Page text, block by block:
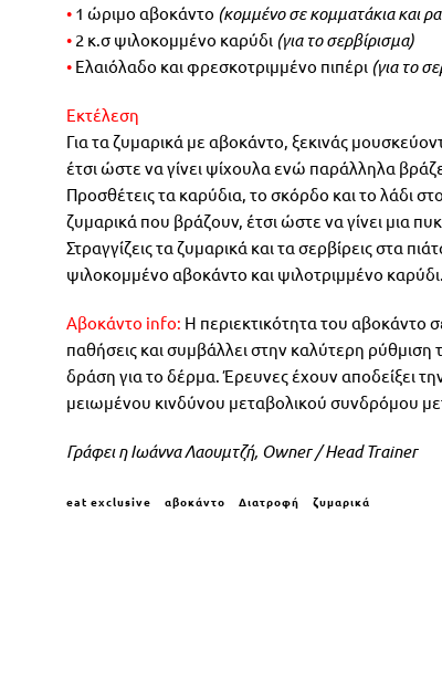
• 1 ώριμο αβοκάντο (κομμένο σε κομματάκια και
• 2 κ.σ ψιλοκομμένο καρύδι (για το σερβίρισμα)
• Eλαιόλαδο και φρεσκοτριμμένο πιπέρι (για το
Eκτέλεση
Για τα ζυμαρικά με αβοκάντο, ξεκινάς
έτσι ώστε να γίνει ψίχουλα ενώ παράλληλα
Προσθέτεις τα καρύδια, το σκόρδο και το λάδι
ζυμαρικά που βράζουν, έτσι ώστε να γίνει μια
Στραγγίζεις τα ζυμαρικά και τα σερβίρεις στα
ψιλοκομμένο αβοκάντο και ψιλοτριμμένο
Aβοκάντο info: Η περιεκτικότητα του αβοκάντο
παθήσεις και συμβάλλει στην καλύτερη ρύθμιση
δράση για το δέρμα. Έρευνες έχουν αποδείξει
μειωμένου κινδύνου μεταβολικού συνδρόμου
Γράφει η Ιωάννα Λαουμτζή, Owner / Ηead Trainer
eat exclusive αβοκάντο Διατροφή ζυμαρικά